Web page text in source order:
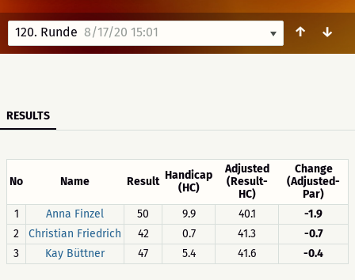
120. Runde 8/17/20 15:01 ↑ ↓
RESULTS
No Name Result Handicap
(HC)
Adjusted
(Result-
HC)
Change
(Adjusted-
Par)
1
Anna Finzel 50 9.9 40.1
-1.9
2
Christian Friedrich 42 0.7 41.3
-0.7
3
Kay Büttner 47 5.4 41.6 -0.4